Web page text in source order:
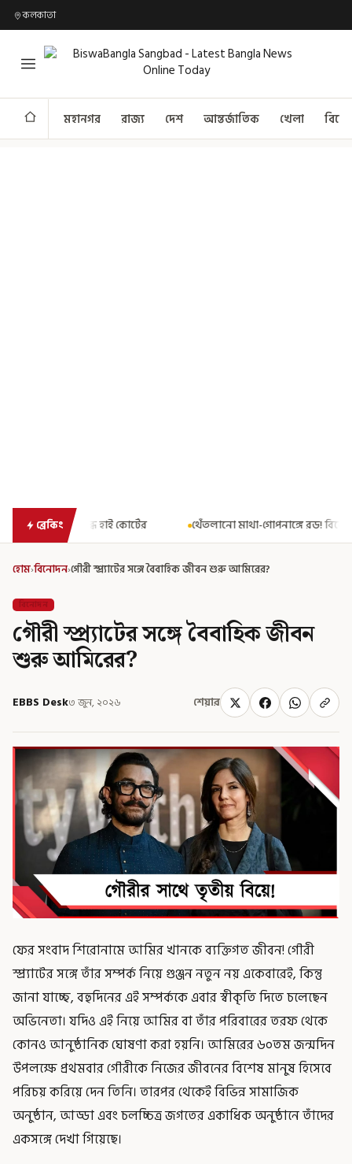
কলকাতা
মহানগর রাজ্য দেশ আন্তর্জাতিক খেলা
ব্রেকিং থেঁতলানো মাথা-গোপনাঙ্গে রড! বিজেপিশাসিত অসমে নাবালিকার
হোম›বিনোদন›গৌরী স্প্র্যাটের সঙ্গে বৈবাহিক জীবন শুরু আমিরের?
বিনোদন
গৌরী স্প্র্যাটের সঙ্গে বৈবাহিক জীবন
শুরু আমিরের?
EBBS Desk৩ জুন, ২০২৬ শেয়ার
ফের সংবাদ শিরোনামে আমির খানকে ব্যক্তিগত জীবন! গৌরী
স্প্র্যাটের সঙ্গে তাঁর সম্পর্ক নিয়ে গুঞ্জন নতুন নয় একেবারেই, কিন্তু
জানা যাচ্ছে, বহুদিনের এই সম্পর্ককে এবার স্বীকৃতি দিতে চলেছেন
অভিনেতা। যদিও এই নিয়ে আমির বা তাঁর পরিবারের তরফ থেকে
কোনও আনুষ্ঠানিক ঘোষণা করা হয়নি। আমিরের ৬০তম জন্মদিন
উপলক্ষে প্রথমবার গৌরীকে নিজের জীবনের বিশেষ মানুষ হিসেবে
পরিচয় করিয়ে দেন তিনি। তারপর থেকেই বিভিন্ন সামাজিক
অনুষ্ঠান, আড্ডা এবং চলচ্চিত্র জগতের একাধিক অনুষ্ঠানে তাঁদের
একসঙ্গে দেখা গিয়েছে।